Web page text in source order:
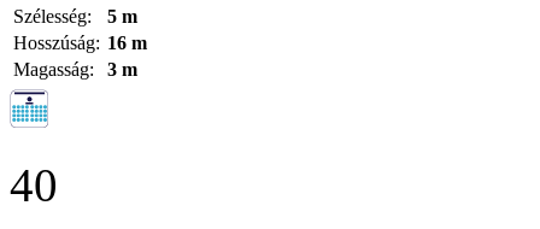
Szélesség:
5 m
Hosszúság: 16 m
Magasság:
3 m
40